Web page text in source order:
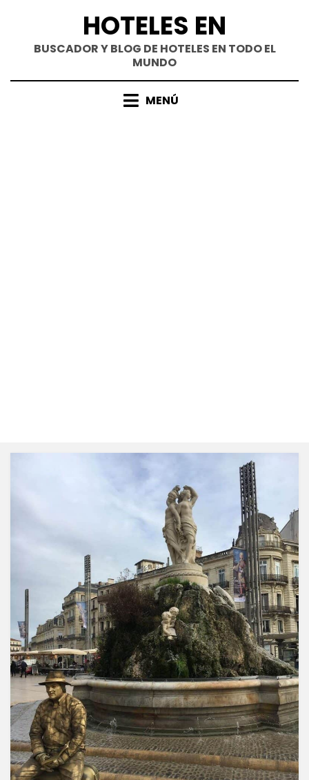
contenido
HOTELES EN
BUSCADOR Y BLOG DE HOTELES EN TODO EL
MUNDO
MENÚ